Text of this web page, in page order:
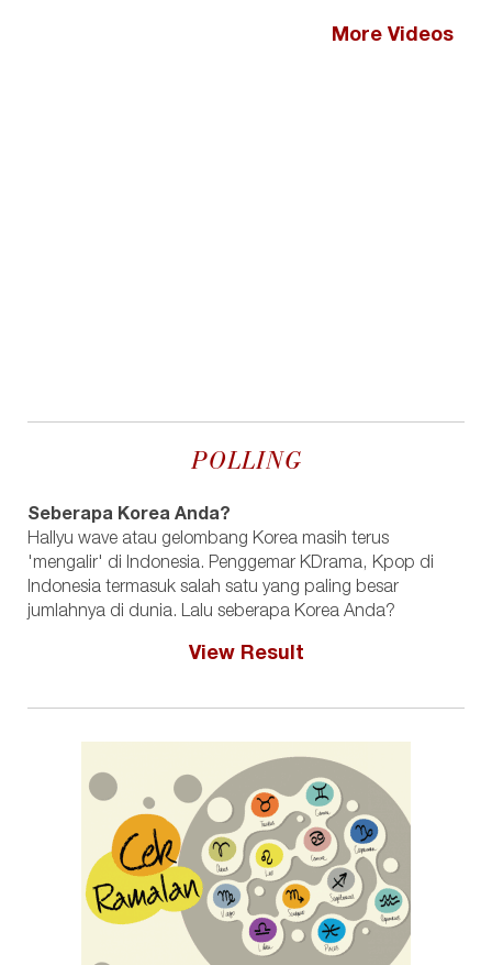
More Videos
POLLING
Seberapa Korea Anda?
Hallyu wave atau gelombang Korea masih terus
'mengalir' di Indonesia. Penggemar KDrama, Kpop di
Indonesia termasuk salah satu yang paling besar
jumlahnya di dunia. Lalu seberapa Korea Anda?
View Result